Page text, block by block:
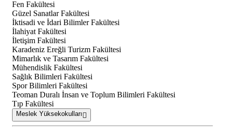
Fen Fakültesi
Güzel Sanatlar Fakültesi
İktisadi ve İdari Bilimler Fakültesi
İlahiyat Fakültesi
İletişim Fakültesi
Karadeniz Ereğli Turizm Fakültesi
Mimarlık ve Tasarım Fakültesi
Mühendislik Fakültesi
Sağlık Bilimleri Fakültesi
Spor Bilimleri Fakültesi
Teoman Duralı İnsan ve Toplum Bilimleri Fakültesi
Tıp Fakültesi
Meslek Yüksekokulları